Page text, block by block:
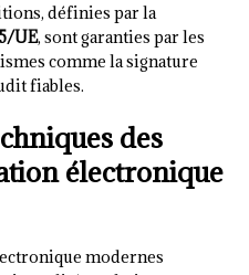
définies par la
UE, sont garanties par les
comme la signature
fiables.
des
électronique
modernes